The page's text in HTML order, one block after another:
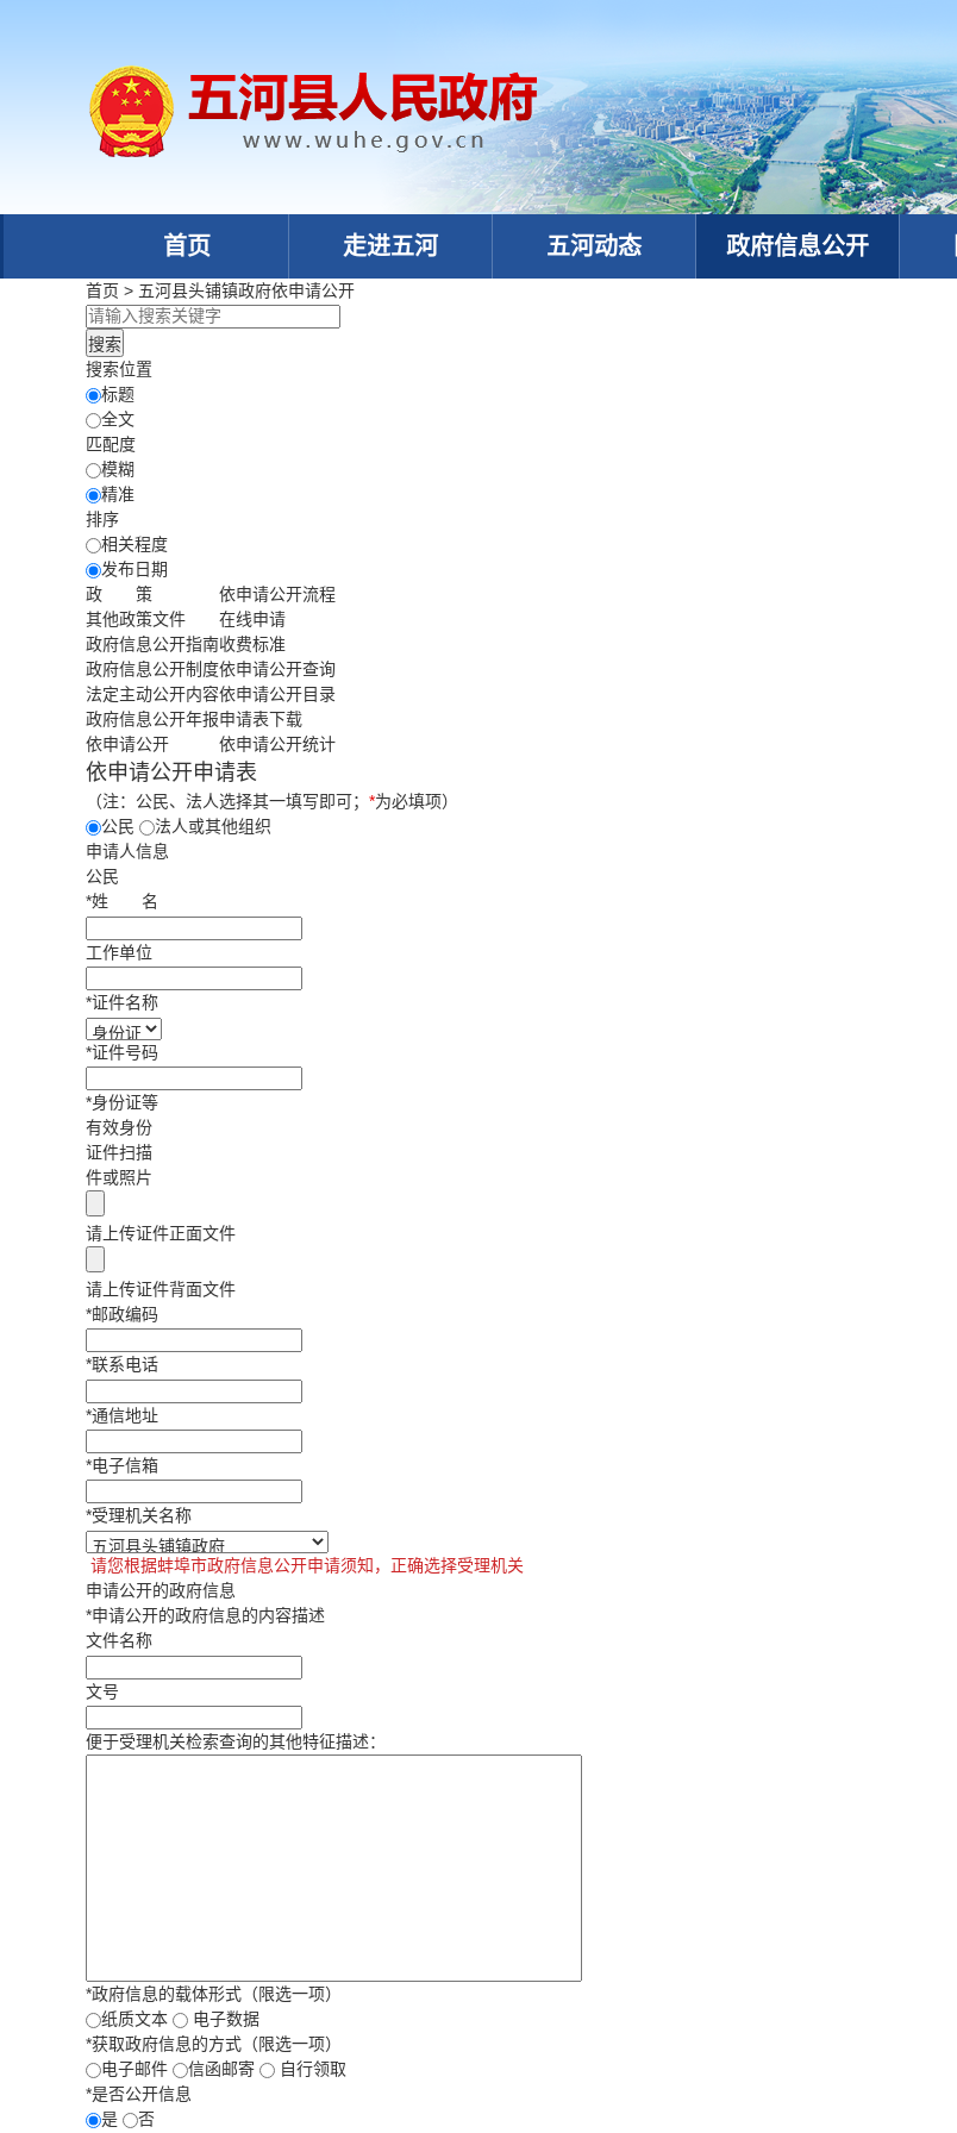
首页 走进五河 五河动态 政府信息公开
首页 > 五河县头铺镇政府依申请公开
搜索位置
标题
全文
匹配度
模糊
精准
排序
相关程度
发布日期
政 策
其他政策文件
政府信息公开指南
政府信息公开制度
法定主动公开内容
政府信息公开年报
依申请公开
依申请公开流程
在线申请
收费标准
依申请公开查询
依申请公开目录
申请表下载
依申请公开统计
依申请公开申请表
（注：公民、法人选择其一填写即可； *为必填项）
公民
法人或其他组织
申请人信息
公民
*姓 名
工作单位
*证件名称
*证件号码
*身份证等
有效身份
证件扫描
件或照片
请上传证件正面文件
请上传证件背面文件
*邮政编码
*联系电话
*通信地址
*电子信箱
*受理机关名称
请您根据蚌埠市政府信息公开申请须知，正确选择受理机关
申请公开的政府信息
*申请公开的政府信息的内容描述
文件名称
文号
便于受理机关检索查询的其他特征描述：
*政府信息的载体形式（限选一项）
纸质文本
电子数据
*获取政府信息的方式（限选一项）
电子邮件
信函邮寄
自行领取
*是否公开信息
是
否